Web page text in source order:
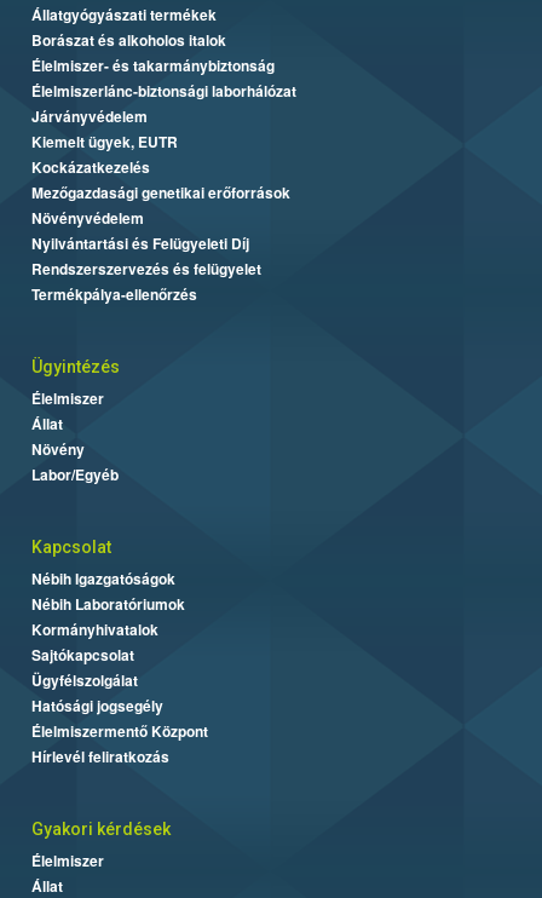
Állatgyógyászati termékek
Borászat és alkoholos italok
Élelmiszer- és takarmánybiztonság
Élelmiszerlánc-biztonsági laborhálózat
Járványvédelem
Kiemelt ügyek, EUTR
Kockázatkezelés
Mezőgazdasági genetikai erőforrások
Növényvédelem
Nyilvántartási és Felügyeleti Díj
Rendszerszervezés és felügyelet
Termékpálya-ellenőrzés
Ügyintézés
Élelmiszer
Állat
Növény
Labor/Egyéb
Kapcsolat
Nébih Igazgatóságok
Nébih Laboratóriumok
Kormányhivatalok
Sajtókapcsolat
Ügyfélszolgálat
Hatósági jogsegély
Élelmiszermentő Központ
Hírlevél feliratkozás
Gyakori kérdések
Élelmiszer
Állat